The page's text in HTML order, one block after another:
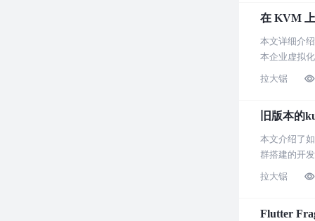
在 KVM
本文详细介
本企业虚拟
拉大锯
旧版本的
本文介绍了
群搭建的开
拉大锯
Flutter